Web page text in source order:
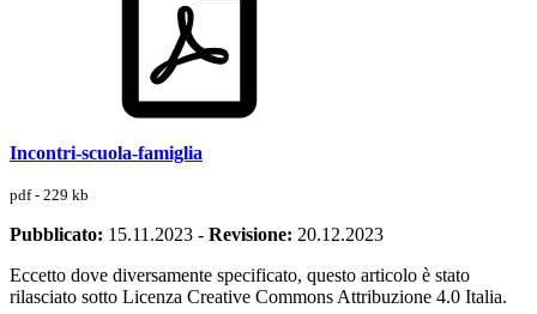
Incontri-scuola-famiglia
pdf - 229 kb
Pubblicato: 15.11.2023 - Revisione: 20.12.2023
Eccetto dove diversamente specificato, questo articolo è stato
rilasciato sotto Licenza Creative Commons Attribuzione 4.0 Italia.